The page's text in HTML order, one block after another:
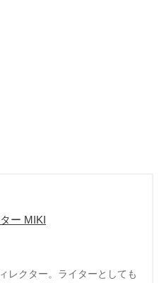
ー MIKI
レクター。ライターとしても